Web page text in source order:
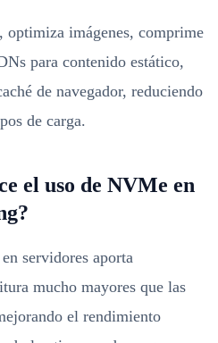
optimiza imágenes, comprime
para contenido estático,
de navegador, reduciendo
de carga.
el uso de NVMe en
servidores aporta
mucho mayores que las
el rendimiento